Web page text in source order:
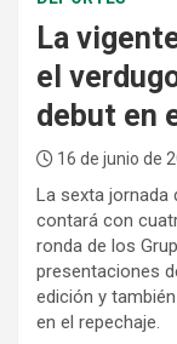
La
el
debut en
16 de junio de
La sexta jornada
contará con
ronda de los
presentaciones
edición y
en el repechaje.